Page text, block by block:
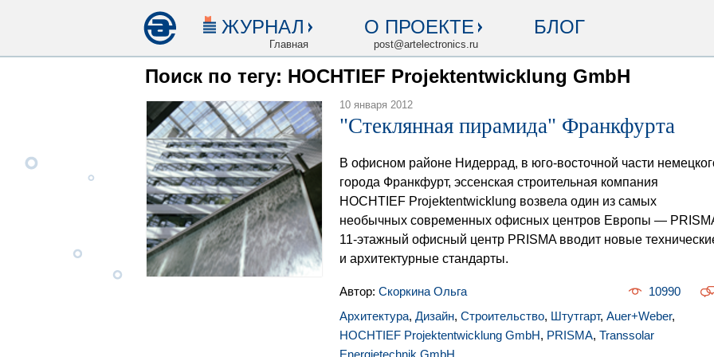
ЖУРНАЛ
Главная
О ПРОЕКТЕ
post@artelectronics.ru
БЛОГ
Поиск по тегу: HOCHTIEF Projektentwicklung GmbH
10 января 2012
"Стеклянная пирамида" Франкфурта
В офисном районе Нидеррад, в юго-восточной части
города Франкфурт, эссенская строительная компания
HOCHTIEF Projektentwicklung возвела один из самых
необычных современных офисных центров Европы —
11-этажный офисный центр PRISMA вводит новые
и архитектурные стандарты.
Автор: Скоркина Ольга
10990
Архитектура, Дизайн, Строительство, Штутгарт, Auer+Weber,
HOCHTIEF Projektentwicklung GmbH, PRISMA, Transsolar
Energietechnik GmbH